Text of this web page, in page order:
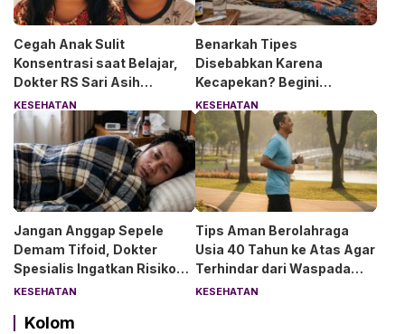
Cegah Anak Sulit
Konsentrasi saat Belajar,
Dokter RS Sari Asih
Anjurkan 6 Asupan Ini
KESEHATAN
Benarkah Tipes
Disebabkan Karena
Kecapekan? Begini
Penjelasan Dokter RS Sari
Asih Bintaro
KESEHATAN
Jangan Anggap Sepele
Demam Tifoid, Dokter
Spesialis Ingatkan Risiko
Kebocoran Usus
KESEHATAN
Tips Aman Berolahraga
Usia 40 Tahun ke Atas Agar
Terhindar dari Waspada
“Angin Duduk”
KESEHATAN
Kolom